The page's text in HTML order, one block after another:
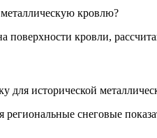
металлическую кровлю?
поверхности кровли,
для исторической
снеговые